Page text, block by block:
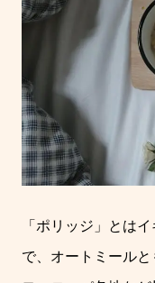
「ポリッジ」とは
で、オートミールと